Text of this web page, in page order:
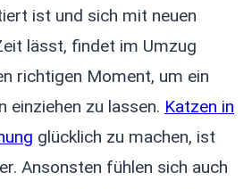
ist und sich mit neuen
lässt, findet im Umzug
richtigen Moment, um ein
einziehen zu lassen. Katzen in
glücklich zu machen, ist
Ansonsten fühlen sich auch